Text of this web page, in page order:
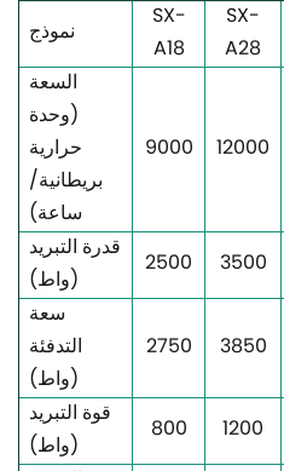
نموذج
SX-
A18
SX-
A28
السعة
(وحدة
حرارية
بريطانية/
ساعة)
9000 12000
قدرة التبريد
(واط)
2500 3500
سعة
التدفئة
(واط)
2750 3850
قوة التبريد
(واط)
800 1200